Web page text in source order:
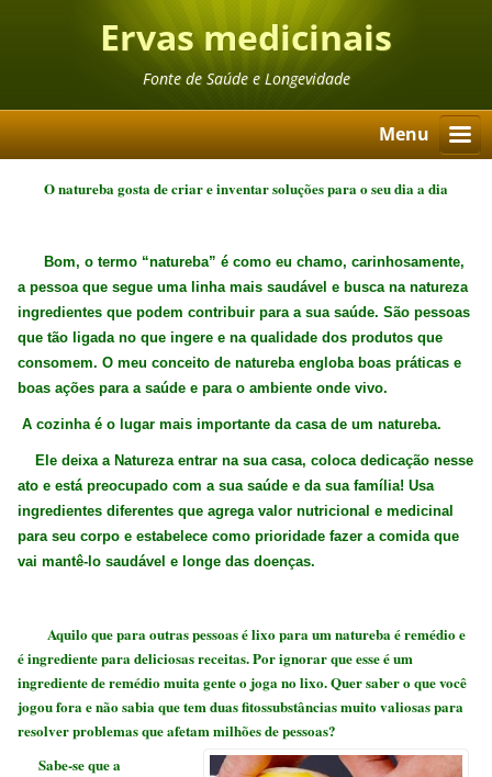
Ervas medicinais
Fonte de Saúde e Longevidade
Menu
O natureba gosta de criar e inventar soluções para o seu dia a dia
Bom, o termo “natureba” é como eu chamo, carinhosamente,
a pessoa que segue uma linha mais saudável e busca na natureza
ingredientes que podem contribuir para a sua saúde. São pessoas
que tão ligada no que ingere e na qualidade dos produtos que
consomem. O meu conceito de natureba engloba boas práticas e
boas ações para a saúde e para o ambiente onde vivo.
A cozinha é o lugar mais importante da casa de um natureba.
Ele deixa a Natureza entrar na sua casa, coloca dedicação nesse
ato e está preocupado com a sua saúde e da sua família! Usa
ingredientes diferentes que agrega valor nutricional e medicinal
para seu corpo e estabelece como prioridade fazer a comida que
vai mantê-lo saudável e longe das doenças.
Aquilo que para outras pessoas é lixopara um naturebaé remédio e
é ingrediente para deliciosas receitas. Por ignorar que esse é um
ingrediente de remédio muita gente o joga no lixo. Quer saber o que você
jogou fora e não sabia que temduas fitossubstânciasmuito valiosas para
resolver problemas que afetam milhões de pessoas?
Sabe-seque a